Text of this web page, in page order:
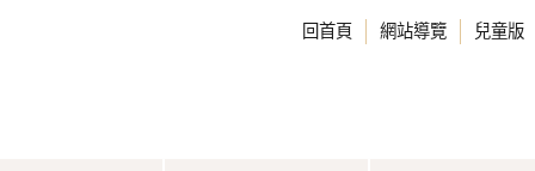
回首頁 網站導覽 兒童版